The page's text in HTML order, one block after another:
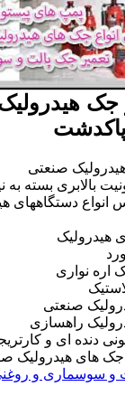
جک
صنعتی
بالابری بسته به
انواع دستگاههای
هیدرولیک
اره نواری
صنعتی
راهسازی
دنده ای و
های هیدرولیک
و سوسماری و